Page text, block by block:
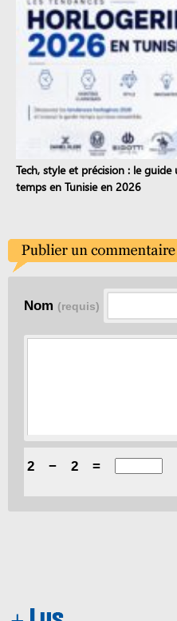
Tech, style et précision : le
temps en Tunisie en 2026
Nom (requis)
2 − 2 =